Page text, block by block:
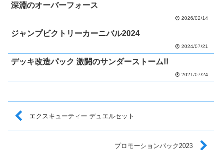
深淵のオーバーフォース
2026/02/14
ジャンプビクトリーカーニバル2024
2024/07/21
デッキ改造パック 激闘のサンダーストーム!!
2021/07/24
エクスキューティー デュエルセット
プロモーションパック2023